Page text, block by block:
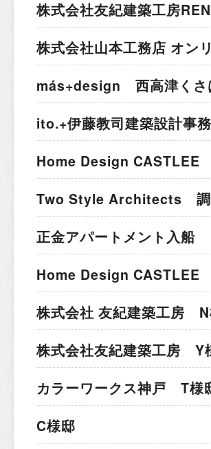
株式会社友紀建築工房
株式会社山本工務店 オ
más+design 西高津くさ
ito.+伊藤教司建築設計事
Home Design CASTLEE
Two Style Architects 調
正金アパートメント入船
Home Design CASTLEE
株式会社 友紀建築工房
株式会社友紀建築工房 Y
カラーワークス神戸 T様
C様邸